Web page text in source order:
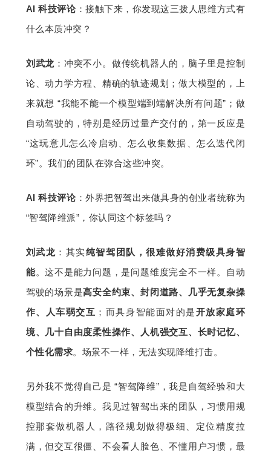
AI 科技评论：接触下来，你发现这三拨人思维方式有
什么本质冲突？
刘武龙 ：冲突不小。做传统机器人的，脑子里是控制
论、动力学方程、精确的轨迹规划；做大模型的，上
来就想 “我能不能一个模型端到端解决所有问题”；做
自动驾驶的，特别是经历过量产交付的，第一反应是
“这玩意儿怎么冷启动、怎么收集数据、怎么迭代闭
环”。我们的团队在弥合这些冲突。
AI 科技评论：外界把智驾出来做具身的创业者统称为
“智驾降维派”，你认同这个标签吗？
刘武龙 ：其实纯智驾 团队，很难做好消费级具身智
能。这不是能力问题，是问题维度完全不一样。自动
驾驶的场景是高安全约束、封闭道路、几乎无复杂操
作、人车弱交互 ；而具身智能面对的是开放家庭环
境、几十自由度柔性操作、人机强交互、长时记忆、
个性化需求。场景不一样，无法实现降维打击。
另外我不觉得自己是 “智驾降维”，我是自驾经验和大
模型结合的升维。我见过智驾出来的团队，习惯用规
控那套做机器人，路径规划做得极细、定位精度拉
满，但交互很僵、不会看人脸色、不懂用户习惯，最